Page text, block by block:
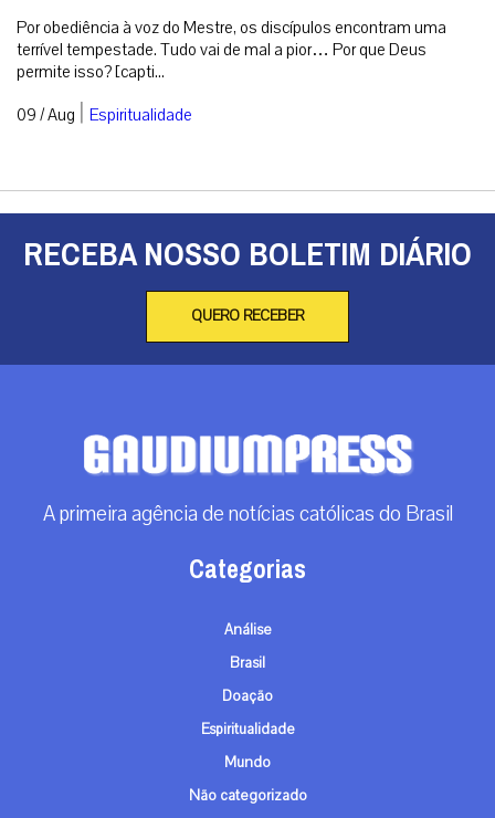
Por obediência à voz do Mestre, os discípulos encontram uma
terrível tempestade. Tudo vai de mal a pior… Por que Deus
permite isso? [capti...
09 / Aug | Espiritualidade
RECEBA NOSSO BOLETIM DIÁRIO
QUERO RECEBER
A primeira agência de notícias católicas do Brasil
Categorias
Análise
Brasil
Doação
Espiritualidade
Mundo
Não categorizado